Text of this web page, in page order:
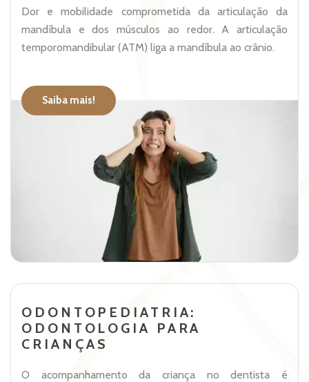
Dor e mobilidade comprometida da articulação da
mandíbula e dos músculos ao redor. A articulação
temporomandibular (ATM) liga a mandíbula ao crânio.
Saiba mais!
ODONTOPEDIATRIA:
ODONTOLOGIA PARA
CRIANÇAS
O acompanhamento da criança no dentista é